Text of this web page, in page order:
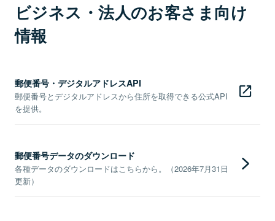
ビジネス・法人のお客さま向け
情報
郵便番号・デジタルアドレスAPI
郵便番号とデジタルアドレスから住所を取得できる公式API
を提供。
郵便番号データのダウンロード
各種データのダウンロードはこちらから。（2026年7月31日
更新）